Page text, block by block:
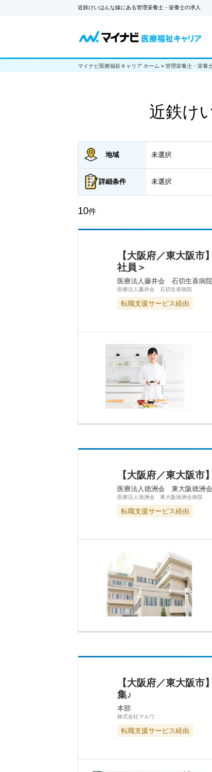
近鉄けいはんな線にある管理栄養士・栄養士の求人
マイナビ医療福祉キャリア ホーム > 管理栄養士・栄養
近鉄け
地域 未選択
詳細条件 未選択
10件
【大阪府／東大阪
社員＞
医療法人藤井会 石切生喜病院
医療法人藤井会 石切生喜病院
転職支援サービス経由
【大阪府／東大阪
医療法人徳洲会 東大阪徳洲
医療法人徳洲会 東大阪徳洲会病院
転職支援サービス経由
【大阪府／東大阪
集♪
本部
株式会社マルワ
転職支援サービス経由